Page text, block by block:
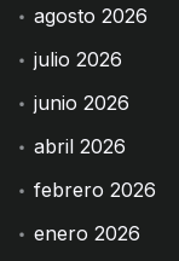
agosto 2026
julio 2026
junio 2026
abril 2026
febrero 2026
enero 2026